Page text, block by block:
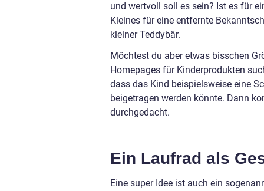
und wertvoll soll es sein? Ist es für
Kleines für eine entfernte
kleiner Teddybär.
Möchtest du aber etwas bisschen
Homepages für Kinderprodukten
dass das Kind beispielsweise eine
beigetragen werden könnte. Dann
durchgedacht.
Ein Laufrad als
Eine super Idee ist auch ein